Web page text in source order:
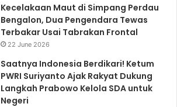
Kecelakaan Maut di Simpang Perdau
Bengalon, Dua Pengendara Tewas
Terbakar Usai Tabrakan Frontal
22 June 2026
Saatnya Indonesia Berdikari! Ketum
PWRI Suriyanto Ajak Rakyat Dukung
Langkah Prabowo Kelola SDA untuk
Negeri